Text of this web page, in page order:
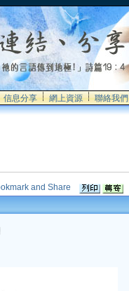
信息分享 網上資源 聯絡我們